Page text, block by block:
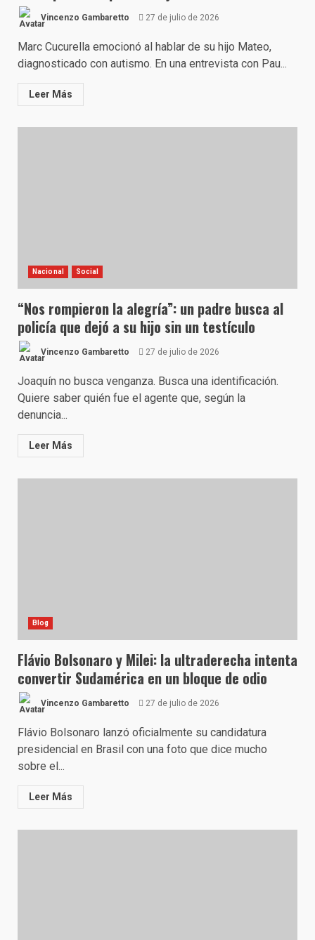
Vincenzo Gambaretto 27 de julio de 2026
Marc Cucurella emocionó al hablar de su hijo Mateo,
diagnosticado con autismo. En una entrevista con Pau...
Leer Más
Nacional Social
“Nos rompieron la alegría”: un padre busca al
policía que dejó a su hijo sin un testículo
Vincenzo Gambaretto 27 de julio de 2026
Joaquín no busca venganza. Busca una identificación.
Quiere saber quién fue el agente que, según la
denuncia...
Leer Más
Blog
Flávio Bolsonaro y Milei: la ultraderecha intenta
convertir Sudamérica en un bloque de odio
Vincenzo Gambaretto 27 de julio de 2026
Flávio Bolsonaro lanzó oficialmente su candidatura
presidencial en Brasil con una foto que dice mucho
sobre el...
Leer Más